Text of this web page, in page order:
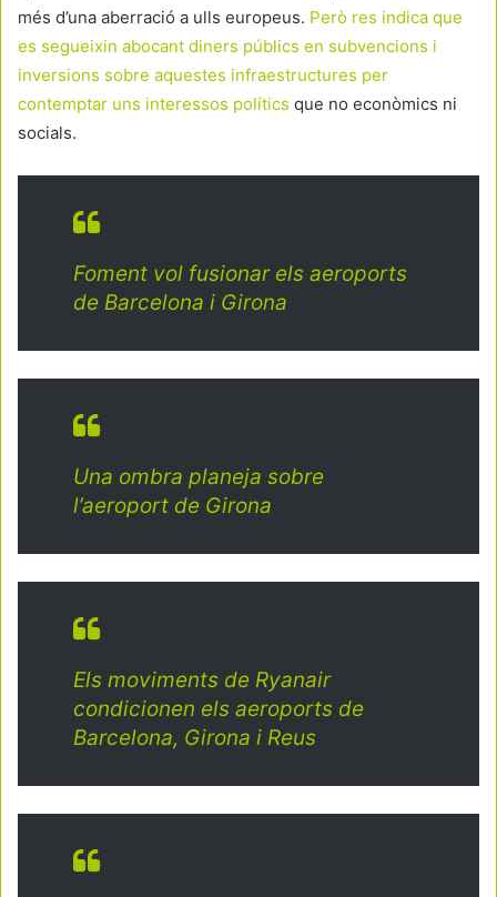
més d’una aberració a ulls europeus. Però res indica que
es segueixin abocant diners públics en subvencions i
inversions sobre aquestes infraestructures per
contemptar uns interessos polítics que no econòmics ni
socials.
Foment vol fusionar els aeroports
de Barcelona i Girona
Una ombra planeja sobre
l’aeroport de Girona
Els moviments de Ryanair
condicionen els aeroports de
Barcelona, Girona i Reus